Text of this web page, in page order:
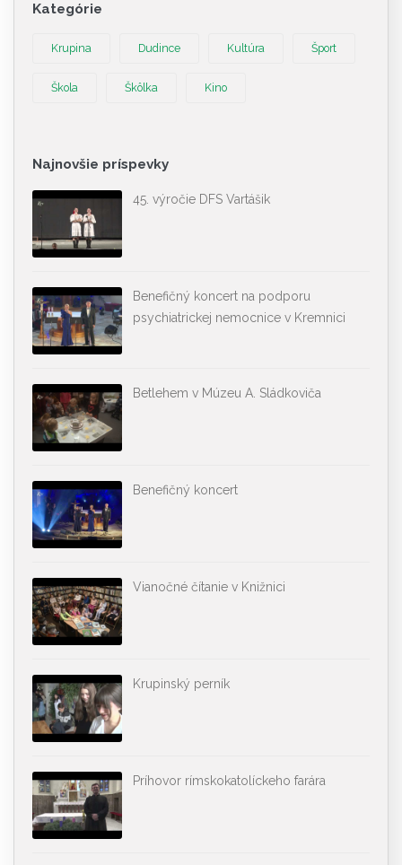
Kategórie
Krupina Dudince Kultúra Šport
Škola Škôlka Kino
Najnovšie príspevky
45. výročie DFS Vartášik
Benefičný koncert na podporu
psychiatrickej nemocnice v Kremnici
Betlehem v Múzeu A. Sládkoviča
Benefičný koncert
Vianočné čítanie v Knižnici
Krupinský perník
Príhovor rímskokatolíckeho farára